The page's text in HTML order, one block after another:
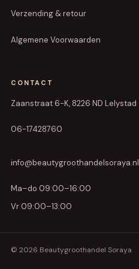
Verzending & retour
Algemene Voorwaarden
CONTACT
Zaanstraat 6-K, 8226 ND Lelystad
06-17428760
info@beautygroothandelsoraya.nl
Ma–do 09:00–16:00
Vr 09:00–13:00
© 2026 Beautygroothandel Soraya